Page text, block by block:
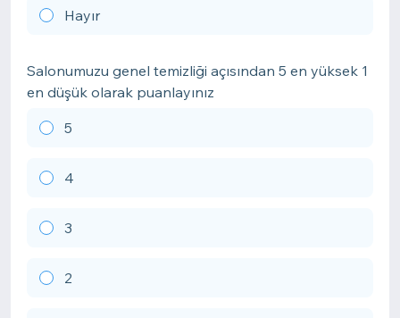
Hayır
Salonumuzu genel temizliği açısından 5 en yüksek 1
en düşük olarak puanlayınız
5
4
3
2